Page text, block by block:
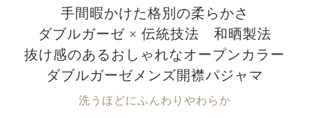
手間暇かけた格別の柔らかさ
ダブルガーゼ × 伝統技法 和晒製法
抜け感のあるおしゃれなオープンカラー
ダブルガーゼメンズ開襟パジャマ
洗うほどにふんわりやわらか